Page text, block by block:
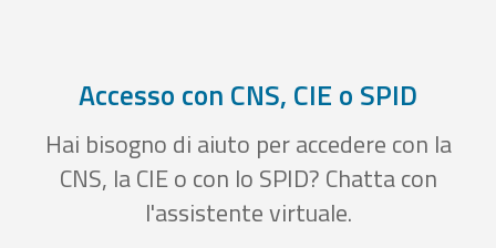
Accesso con CNS, CIE o SPID
Hai bisogno di aiuto per accedere con la
CNS, la CIE o con lo SPID? Chatta con
l'assistente virtuale.